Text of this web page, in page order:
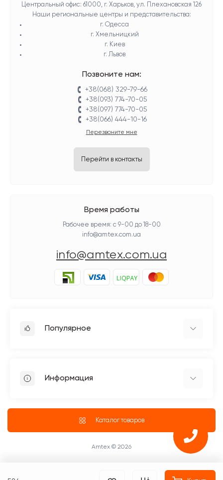
Центральный офис: 61000, г. Харьков, ул. Плехановская 126
Наши региональные центры и представительства:
г. Одесса
г. Хмельницкий
г. Киев
г. Львов
Позвоните нам:
+38(068) 329-79-66
+38(093) 774-70-05
+38(097) 774-70-05
+38(066) 444-10-16
Перезвоните мне
Перейти в контакты
Время работы
Рабочее время: с 9-00 до 18-00
info@amtex.com.ua
info@amtex.com.ua
Популярное
Швейное оборудование Jack
Четырехниточные оверлоки
Информация
Блог
ПУБЛИЧНЫЙ ДОГОВОР (ОФЕРТА)
Каталог товаров
Amtex © 2026